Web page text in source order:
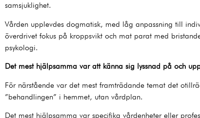
samsjuklighet.
Vården upplevdes dogmatisk, med låg anpassning till
överdrivet fokus på kroppsvikt och mat parat med
psykologi.
Det mest hjälpsamma var att känna sig lyssnad på och
För närstående var det mest framträdande temat det
”behandlingen” i hemmet, utan vårdplan.
Det mest hjälpsamma var specifika vårdenheter eller